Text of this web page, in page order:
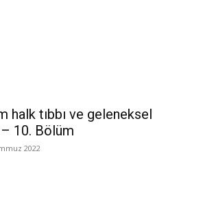
halk tıbbı ve geleneksel
10. Bölüm
2022